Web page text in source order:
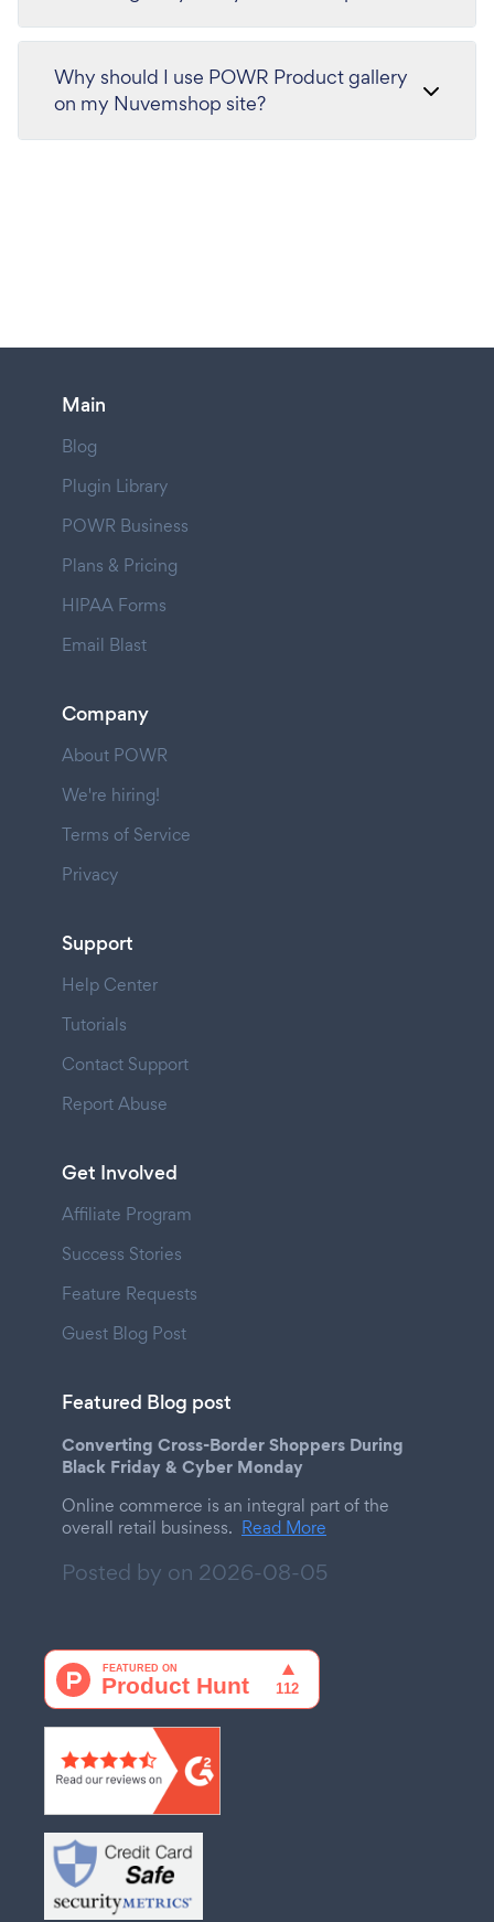
Why should I use POWR Product gallery
on my Nuvemshop site?
Main
Blog
Plugin Library
POWR Business
Plans & Pricing
HIPAA Forms
Email Blast
Company
About POWR
We're hiring!
Terms of Service
Privacy
Support
Help Center
Tutorials
Contact Support
Report Abuse
Get Involved
Affiliate Program
Success Stories
Feature Requests
Guest Blog Post
Featured Blog post
Converting Cross-Border Shoppers During
Black Friday & Cyber Monday
Online commerce is an integral part of the
overall retail business. Read More
Posted by on 2026-08-05